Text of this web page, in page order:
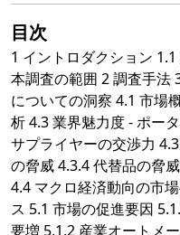
目次
1 イントロダクション
本調査の範囲 2 調査手法
についての洞察 4.1 市場
析 4.3 業界魅力度 - ポー
サプライヤーの交渉力
の脅威 4.3.4 代替品の脅
4.4 マクロ経済動向の市
ス 5.1 市場の促進要因
要増 5.1.2 産業オートメ